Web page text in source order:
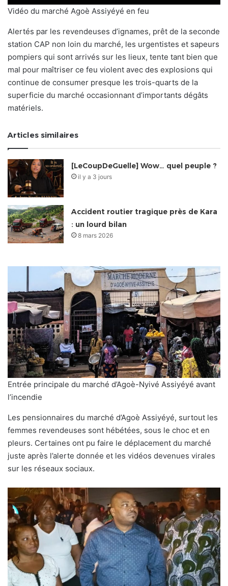
Vidéo du marché Agoè Assiyéyé en feu
Alertés par les revendeuses d’ignames, prêt de la seconde
station CAP non loin du marché, les urgentistes et sapeurs
pompiers qui sont arrivés sur les lieux, tente tant bien que
mal pour maîtriser ce feu violent avec des explosions qui
continue de consumer presque les trois-quarts de la
superficie du marché occasionnant d’importants dégâts
matériels.
Articles similaires
[LeCoupDeGuelle] Wow… quel peuple ?
il y a 3 jours
Accident routier tragique près de Kara
: un lourd bilan
8 mars 2026
Entrée principale du marché d’Agoè-Nyivé Assiyéyé avant
l’incendie
Les pensionnaires du marché d’Agoè Assiyéyé, surtout les
femmes revendeuses sont hébétées, sous le choc et en
pleurs. Certaines ont pu faire le déplacement du marché
juste après l’alerte donnée et les vidéos devenues virales
sur les réseaux sociaux.